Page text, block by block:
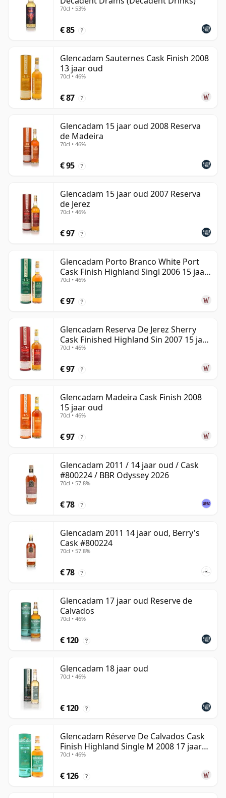
70cl • 53%
€ 85 ?
Glencadam Sauternes Cask Finish 2008
13 jaar oud
70cl • 46%
€ 87 ?
Glencadam 15 jaar oud 2008 Reserva
de Madeira
70cl • 46%
€ 95 ?
Glencadam 15 jaar oud 2007 Reserva
de Jerez
70cl • 46%
€ 97 ?
Glencadam Porto Branco White Port
Cask Finish Highland Singl 2006 15 jaar
oud
70cl • 46%
€ 97 ?
Glencadam Reserva De Jerez Sherry
Cask Finished Highland Sin 2007 15 jaar
oud
70cl • 46%
€ 97 ?
Glencadam Madeira Cask Finish 2008
15 jaar oud
70cl • 46%
€ 97 ?
Glencadam 2011 / 14 jaar oud / Cask
#800224 / BBR Odyssey 2026
70cl • 57.8%
€ 78 ?
Glencadam 2011 14 jaar oud, Berry's
Cask #800224
70cl • 57.8%
€ 78 ?
Glencadam 17 jaar oud Reserve de
Calvados
70cl • 46%
€ 120 ?
Glencadam 18 jaar oud
70cl • 46%
€ 120 ?
Glencadam Réserve De Calvados Cask
Finish Highland Single M 2008 17 jaar
oud
70cl • 46%
€ 126 ?